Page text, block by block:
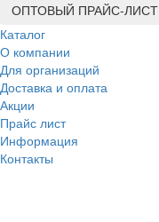
ОПТОВЫЙ ПРАЙС-ЛИСТ
Каталог
О компании
Для организаций
Доставка и оплата
Акции
Прайс лист
Информация
Контакты